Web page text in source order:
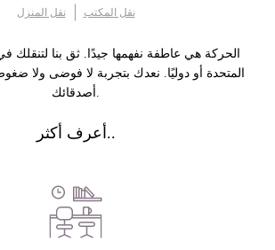
نقل المنزل نقل المكتب
الحركة هي عاطفة نفهمها جيدًا. ثق بنا لتنقلك في
المتحدة أو دوليًا. نعدك بتجربة لا فوضى ولا
أعرف أكثر..